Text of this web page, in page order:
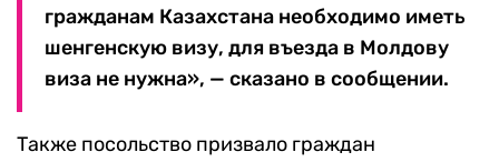
гражданам Казахстана необходимо иметь
шенгенскую визу, для въезда в Молдову
виза не нужна», — сказано в сообщении.
Также посольство призвало граждан